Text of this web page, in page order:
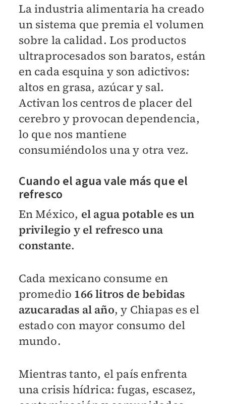
La industria alimentaria ha creado
un sistema que premia el volumen
sobre la calidad. Los productos
ultraprocesados son baratos, están
en cada esquina y son adictivos:
altos en grasa, azúcar y sal.
Activan los centros de placer del
cerebro y provocan dependencia,
lo que nos mantiene
consumiéndolos una y otra vez.
Cuando el agua vale más que el
refresco
En México, el agua potable es un
privilegio y el refresco una
constante.
Cada mexicano consume en
promedio 166 litros de bebidas
azucaradas al año, y Chiapas es el
estado con mayor consumo del
mundo.
Mientras tanto, el país enfrenta
una crisis hídrica: fugas, escasez,